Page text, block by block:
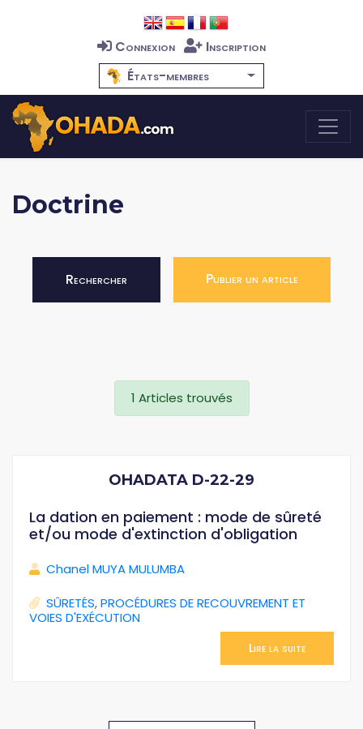
Connexion
Inscription
États-membres
Doctrine
Rechercher Publier un article
1 Articles trouvés
OHADATA D-22-29
La dation en paiement : mode de sûreté
et/ou mode d'extinction d'obligation
Chanel MUYA MULUMBA
SÛRETÉS,PROCÉDURES DE RECOUVREMENT ET
VOIES D'EXÉCUTION
Lire la suite